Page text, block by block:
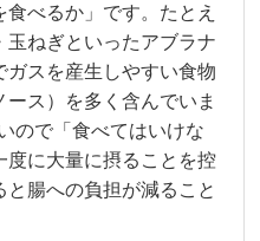
べるか」です。たとえ
玉ねぎといったアブラナ
スを産生しやすい食物
ス）を多く含んでいま
ので「食べてはいけな
度に大量に摂ることを控
と腸への負担が減ること